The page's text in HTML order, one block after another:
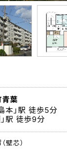
葉
本」駅 徒歩5分
駅 徒歩9分
壁芯）